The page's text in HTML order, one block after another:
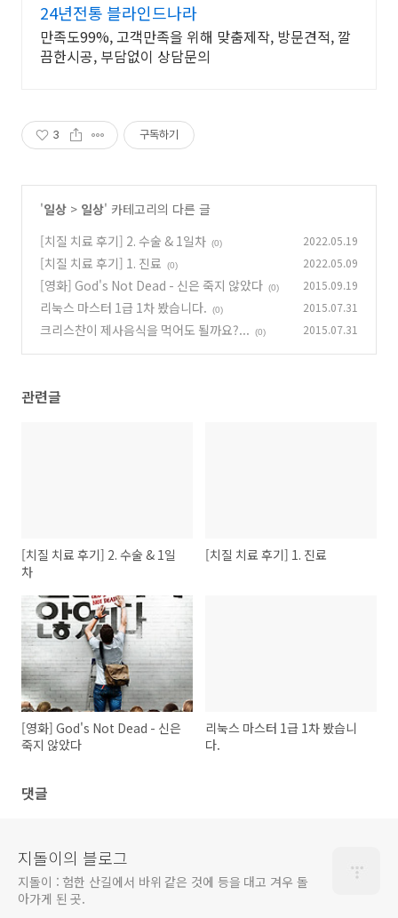
24년전통 블라인드나라
만족도99%, 고객만족을 위해 맞춤제작, 방문견적, 깔
끔한시공, 부담없이 상담문의
3 구독하기
'일상 > 일상' 카테고리의 다른 글
[치질 치료 후기] 2. 수술 & 1일차 (0) 2022.05.19
[치질 치료 후기] 1. 진료 (0) 2022.05.09
[영화] God's Not Dead - 신은 죽지 않았다 (0) 2015.09.19
리눅스 마스터 1급 1차 봤습니다. (0) 2015.07.31
크리스찬이 제사음식을 먹어도 될까요?... (0) 2015.07.31
관련글
[치질 치료 후기] 2. 수술 & 1일
차
[치질 치료 후기] 1. 진료
[영화] God's Not Dead - 신은
죽지 않았다
리눅스 마스터 1급 1차 봤습니
다.
댓글
지돌이의 블로그
지돌이 : 험한 산길에서 바위 같은 것에 등을 대고 겨우 돌
아가게 된 곳.